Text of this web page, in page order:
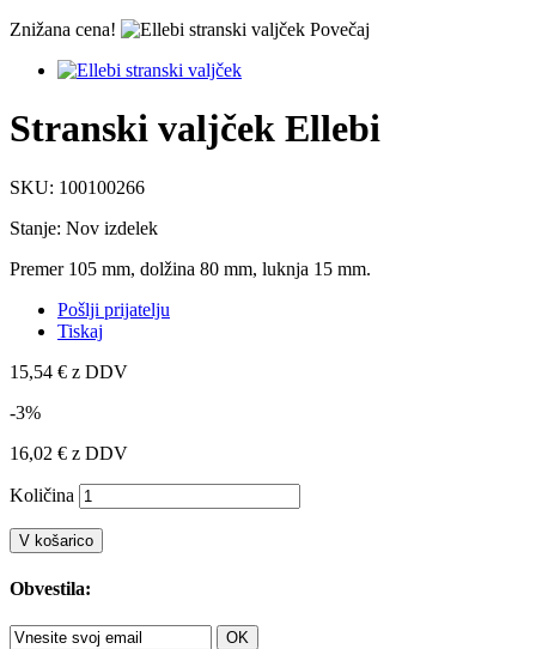
Znižana cena!
Povečaj
Stranski valjček Ellebi
SKU: 100100266
Stanje: Nov izdelek
Premer 105 mm, dolžina 80 mm, luknja 15 mm.
Pošlji prijatelju
Tiskaj
15,54 € z DDV
-3%
16,02 € z DDV
Količina
V košarico
Obvestila:
OK